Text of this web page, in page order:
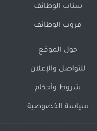
سناب الوظائف
قروب الوظائف
حول الموقع
للتواصل والإعلان
شروط وأحكام
سياسة الخصوصية